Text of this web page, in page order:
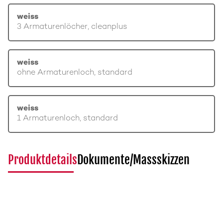
weiss
3 Armaturenlöcher, cleanplus
weiss
ohne Armaturenloch, standard
weiss
1 Armaturenloch, standard
ProduktdetailsDokumente/Massskizzen